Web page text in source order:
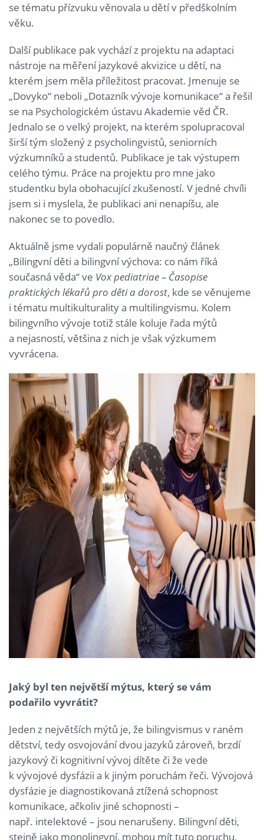
se tématu přízvuku věnovala u dětí v předškolním
věku.
Další publikace pak vychází z projektu na adaptaci
nástroje na měření jazykové akvizice u dětí, na
kterém jsem měla příležitost pracovat. Jmenuje se
„Dovyko“ neboli „Dotazník vývoje komunikace“ a řešil
se na Psychologickém ústavu Akademie věd ČR.
Jednalo se o velký projekt, na kterém spolupracoval
širší tým složený z psycholingvistů, seniorních
výzkumníků a studentů. Publikace je tak výstupem
celého týmu. Práce na projektu pro mne jako
studentku byla obohacující zkušeností. V jedné chvíli
jsem si i myslela, že publikaci ani nenapíšu, ale
nakonec se to povedlo.
Aktuálně jsme vydali populárně naučný článek
„Bilingvní děti a bilingvní výchova: co nám říká
současná věda“ ve Vox pediatriae – Časopise
praktických lékařů pro děti a dorost, kde se věnujeme
i tématu multikulturality a multilingvismu. Kolem
bilingvního vývoje totiž stále koluje řada mýtů
a nejasností, většina z nich je však výzkumem
vyvrácena.
Jaký byl ten největší mýtus, který se vám
podařilo vyvrátit?
Jeden z největších mýtů je, že bilingvismus v raném
dětství, tedy osvojování dvou jazyků zároveň, brzdí
jazykový či kognitivní vývoj dítěte či že vede
k vývojové dysfázii a k jiným poruchám řeči. Vývojová
dysfázie je diagnostikovaná ztížená schopnost
komunikace, ačkoliv jiné schopnosti –
např. intelektové – jsou nenarušeny. Bilingvní děti,
stejně jako monolingvní, mohou mít tuto poruchu,